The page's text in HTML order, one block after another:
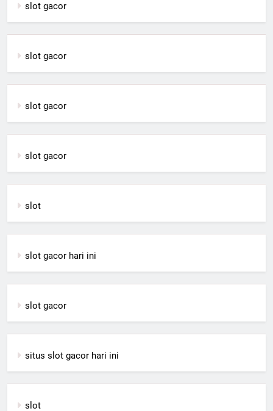
slot gacor
slot gacor
slot gacor
slot gacor
slot
slot gacor hari ini
slot gacor
situs slot gacor hari ini
slot